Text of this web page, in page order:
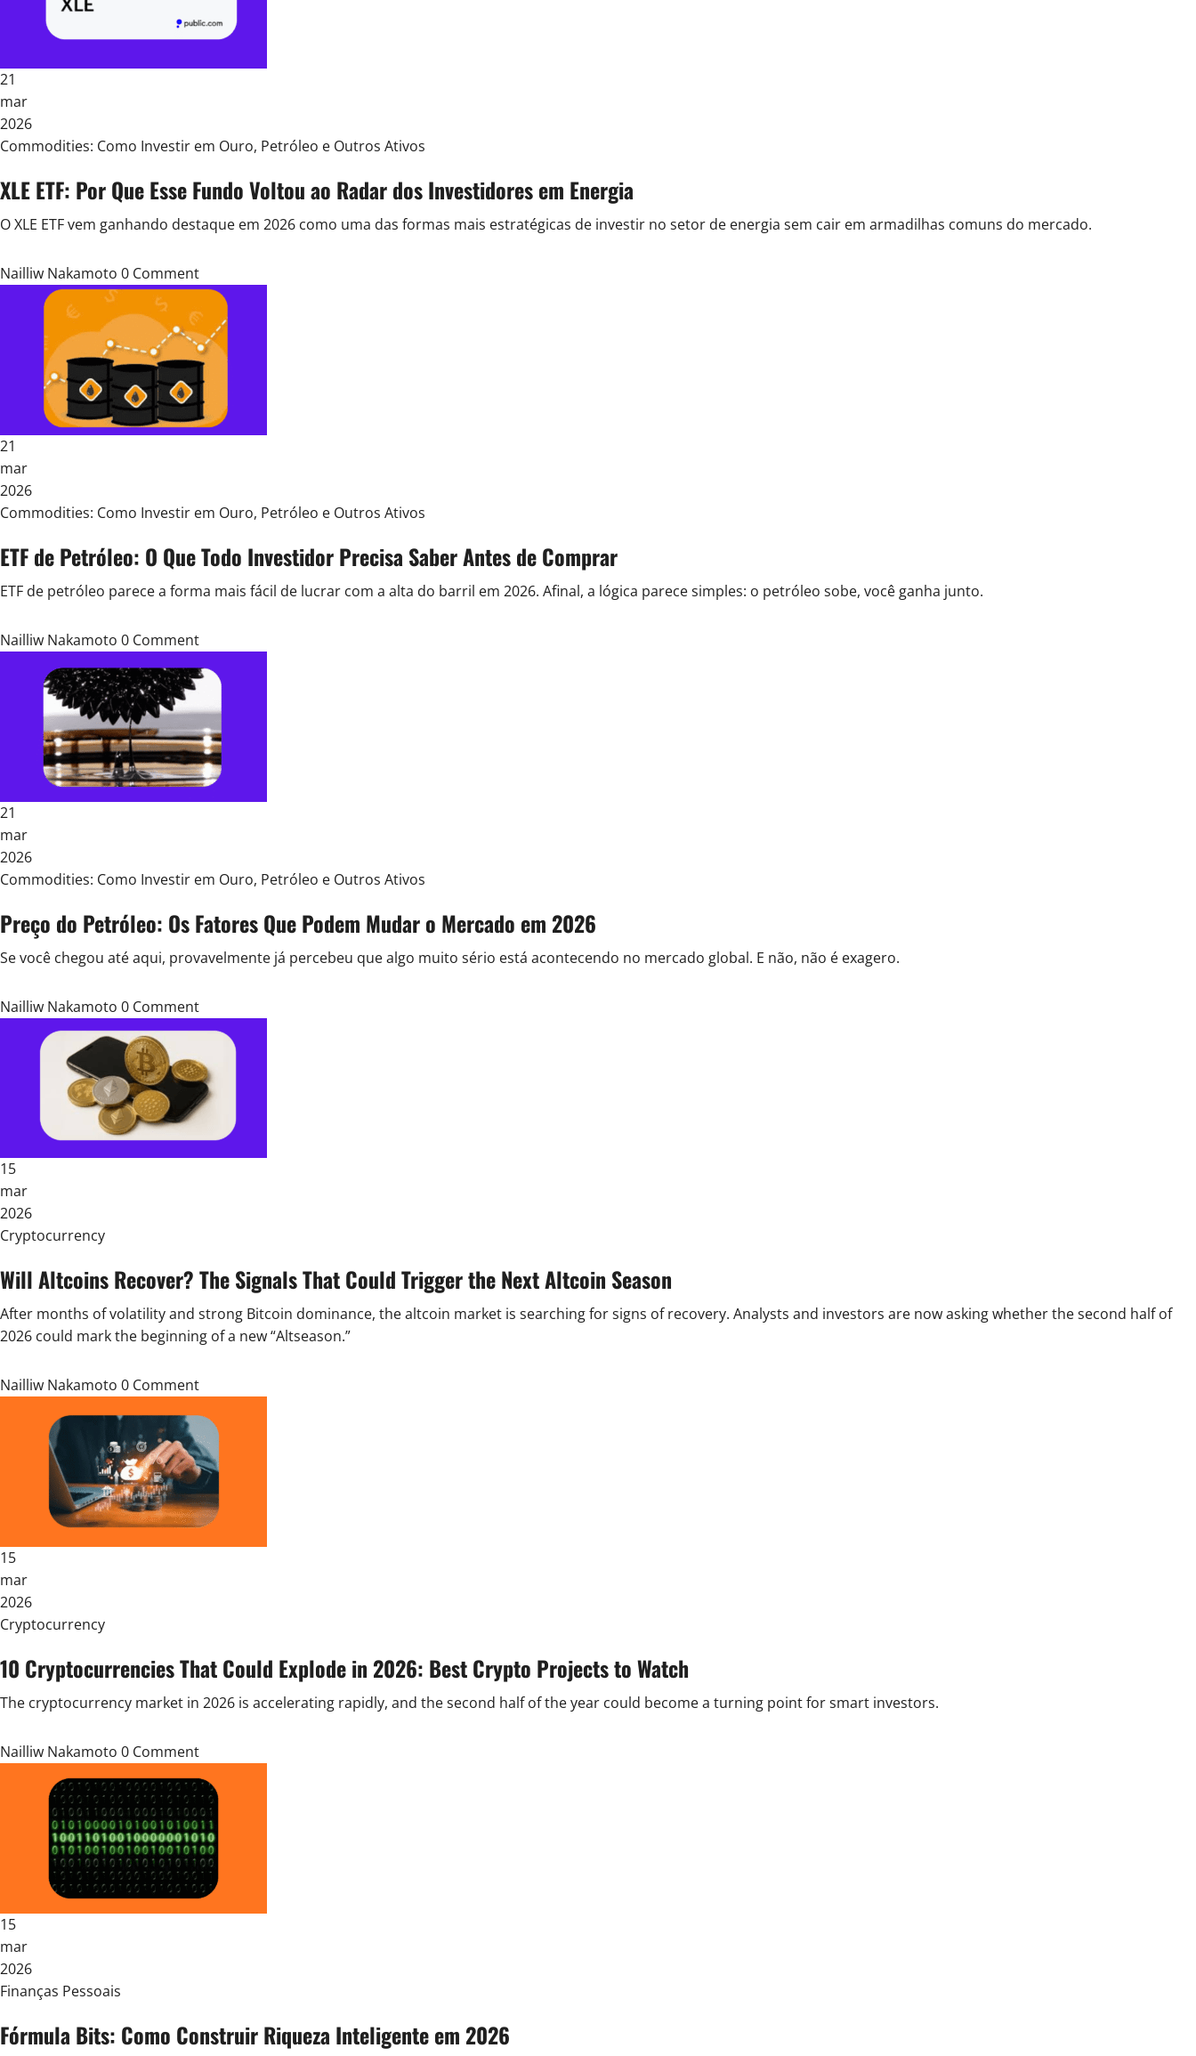
21
mar
2026
Posted
Commodities: Como Investir em Ouro, Petróleo e Outros Ativos
XLE ETF: Por Que Esse Fundo Voltou ao Radar dos Investidores em Energia
O XLE ETF vem ganhando destaque em 2026 como uma das formas mais estratégicas de investir no setor de energia sem cair em armadilhas comuns do mercado.
Nailliw Nakamoto 0 Comment
21
mar
2026
Posted
Commodities: Como Investir em Ouro, Petróleo e Outros Ativos
ETF de Petróleo: O Que Todo Investidor Precisa Saber Antes de Comprar
ETF de petróleo parece a forma mais fácil de lucrar com a alta do barril em 2026. Afinal, a lógica parece simples: o petróleo sobe, você ganha junto.
Nailliw Nakamoto 0 Comment
21
mar
2026
Posted
Commodities: Como Investir em Ouro, Petróleo e Outros Ativos
Preço do Petróleo: Os Fatores Que Podem Mudar o Mercado em 2026
Se você chegou até aqui, provavelmente já percebeu que algo muito sério está acontecendo no mercado global. E não, não é exagero.
Nailliw Nakamoto 0 Comment
15
mar
2026
Posted
Cryptocurrency
Will Altcoins Recover? The Signals That Could Trigger the Next Altcoin Season
After months of volatility and strong Bitcoin dominance, the altcoin market is searching for signs of recovery. Analysts and investors are now asking whether the second half of
2026 could mark the beginning of a new “Altseason.”
Nailliw Nakamoto 0 Comment
15
mar
2026
Posted
Cryptocurrency
10 Cryptocurrencies That Could Explode in 2026: Best Crypto Projects to Watch
The cryptocurrency market in 2026 is accelerating rapidly, and the second half of the year could become a turning point for smart investors.
Nailliw Nakamoto 0 Comment
15
mar
2026
Posted
Finanças Pessoais
Fórmula Bits: Como Construir Riqueza Inteligente em 2026